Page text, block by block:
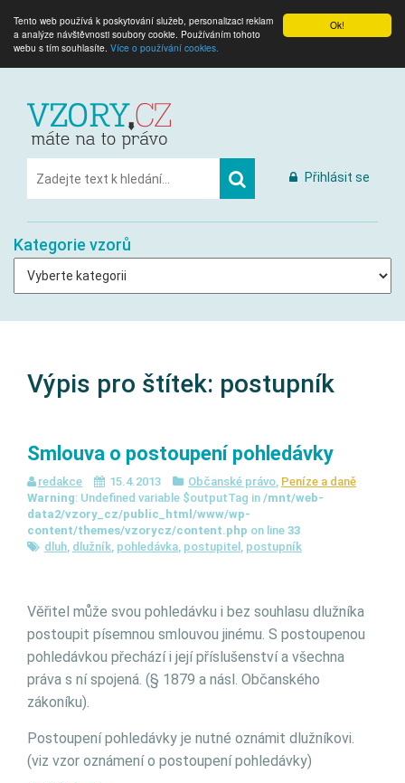
Ok!
Tento web používá k poskytování služeb, personalizaci reklam
a analýze návštěvnosti soubory cookie. Používáním tohoto
webu s tím souhlasíte. Více o používání cookies.
Přihlásit se
Kategorie vzorů
Výpis pro štítek: postupník
Smlouva o postoupení pohledávky
redakce 15.4.2013 Občanské právo, Peníze a daně
Warning: Undefined variable $outputTag in /mnt/web-
data2/vzory_cz/public_html/www/wp-
content/themes/vzorycz/content.php on line 33
dluh, dlužník, pohledávka, postupitel , postupník
Věřitel může svou pohledávku i bez souhlasu dlužníka
postoupit písemnou smlouvou jinému. S postoupenou
pohledávkou přechází i její příslušenství a všechna
práva s ní spojená. (§ 1879 a násl. Občanského
zákoníku).
Postoupení pohledávky je nutné oznámit dlužníkovi.
(viz vzor oznámení o postoupení pohledávky)